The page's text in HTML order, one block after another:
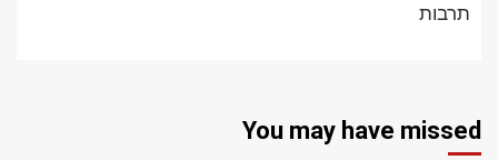
תרבות
You may have missed